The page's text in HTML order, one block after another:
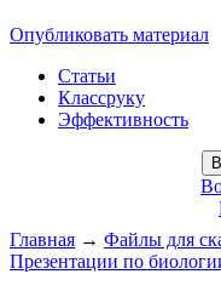
Опубликовать материал
Статьи
Классруку
Эффективность
Главная → Файлы для
Презентации по